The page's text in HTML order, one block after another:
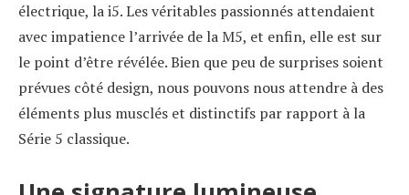
électrique, la i5. Les véritables passionnés attendaient
avec impatience l’arrivée de la M5, et enfin, elle est sur
le point d’être révélée. Bien que peu de surprises soient
prévues côté design, nous pouvons nous attendre à des
éléments plus musclés et distinctifs par rapport à la
Série 5 classique.